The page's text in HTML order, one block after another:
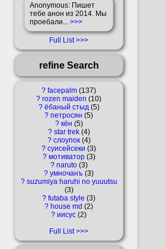
Anonymous: Пишет
тебе анон из 2014. Мы
проебали... >>>
Full List
refine Search
? facepalm 137
? rozen maiden
10
? ёбаный стыд 5
? петросян 5
? кён 5
? star trek 4
? слоупок 4
? суисейсеки 3
? мотиватор 3
? naruto 3
? умночанъ 3
? suzumiya haruhi no yuuutsu
3
? futaba style 3
? house md 2
? иисус 2
Full List